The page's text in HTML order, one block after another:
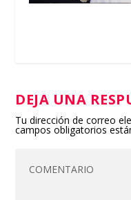
DEJA UNA
Tu dirección de correo
campos obligatorios